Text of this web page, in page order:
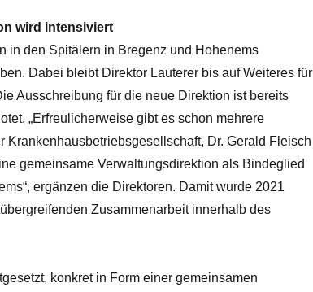
wird intensiviert
in den Spitälern in Bregenz und Hohenems
Dabei bleibt Direktor Lauterer bis auf Weiteres für
Ausschreibung für die neue Direktion ist bereits
„Erfreulicherweise gibt es schon mehrere
Krankenhausbetriebsgesellschaft, Dr. Gerald Fleisch
gemeinsame Verwaltungsdirektion als Bindeglied
ergänzen die Direktoren. Damit wurde 2021
Zusammenarbeit innerhalb des
konkret in Form einer gemeinsamen